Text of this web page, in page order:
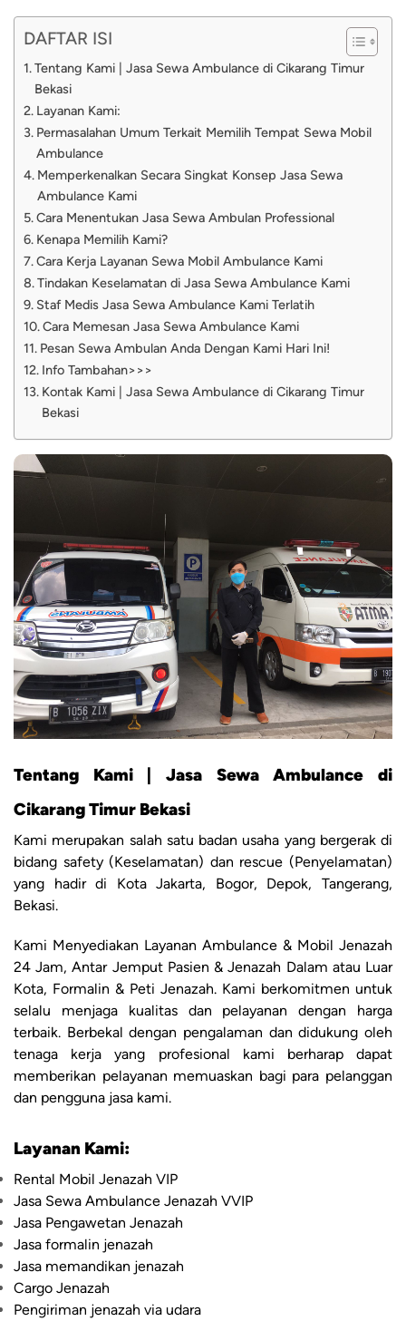
DAFTAR ISI
Tentang Kami | Jasa Sewa Ambulance di Cikarang Timur
Bekasi
Layanan Kami:
Permasalahan Umum Terkait Memilih Tempat Sewa Mobil
Ambulance
Memperkenalkan Secara Singkat Konsep Jasa Sewa
Ambulance Kami
Cara Menentukan Jasa Sewa Ambulan Professional
Kenapa Memilih Kami?
Cara Kerja Layanan Sewa Mobil Ambulance Kami
Tindakan Keselamatan di Jasa Sewa Ambulance Kami
Staf Medis Jasa Sewa Ambulance Kami Terlatih
Cara Memesan Jasa Sewa Ambulance Kami
Pesan Sewa Ambulan Anda Dengan Kami Hari Ini!
Info Tambahan>>>
Kontak Kami | Jasa Sewa Ambulance di Cikarang Timur
Bekasi
Tentang Kami | Jasa Sewa Ambulance di
Cikarang Timur Bekasi
Kami merupakan salah satu badan usaha yang bergerak di
bidang safety (Keselamatan) dan rescue (Penyelamatan)
yang hadir di Kota Jakarta, Bogor, Depok, Tangerang,
Bekasi.
Kami Menyediakan Layanan Ambulance & Mobil Jenazah
24 Jam, Antar Jemput Pasien & Jenazah Dalam atau Luar
Kota, Formalin & Peti Jenazah. Kami berkomitmen untuk
selalu menjaga kualitas dan pelayanan dengan harga
terbaik. Berbekal dengan pengalaman dan didukung oleh
tenaga kerja yang profesional kami berharap dapat
memberikan pelayanan memuaskan bagi para pelanggan
dan pengguna jasa kami.
Layanan Kami:
Rental Mobil Jenazah VIP
Jasa Sewa Ambulance Jenazah VVIP
Jasa Pengawetan Jenazah
Jasa formalin jenazah
Jasa memandikan jenazah
Cargo Jenazah
Pengiriman jenazah via udara